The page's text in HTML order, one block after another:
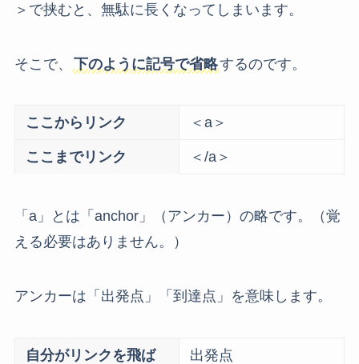
＞で挟むと、無駄に長くなってしまいます。
そこで、 下のように記号で省略するのです。
ここからリンク ＜a＞
ここまでリンク ＜/a＞
「a」とは「anchor」（アンカー）の略です。（覚
える必要はありません。）
アンカーは「出発点」「到達点」を意味します。
自分がリンクを飛ば
出発点